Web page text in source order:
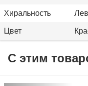
Хиральность
Цвет
С этим